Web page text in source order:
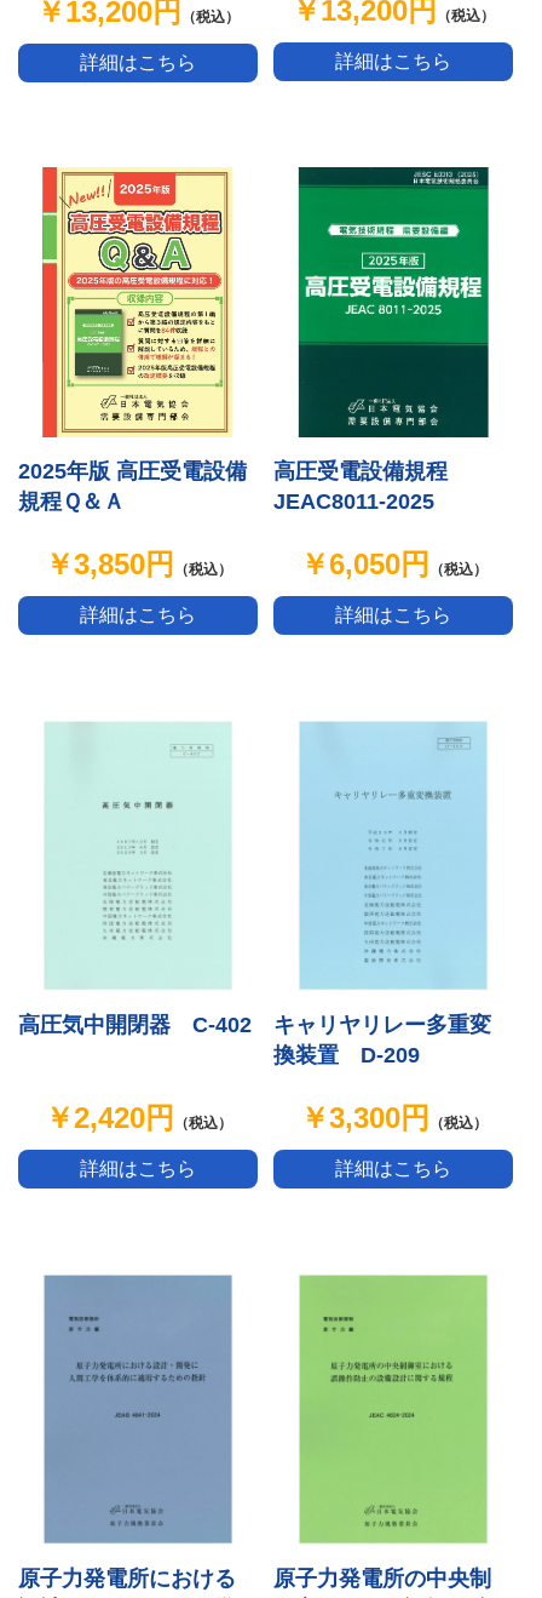
￥13,200円 （税込）
詳細はこちら
￥13,200円 （税込）
詳細はこちら
2025年版 高圧受電設備
規程Ｑ＆Ａ
￥3,850円 （税込）
詳細はこちら
高圧受電設備規程
JEAC8011-2025
￥6,050円 （税込）
詳細はこちら
高圧気中開閉器 C-402
￥2,420円 （税込）
詳細はこちら
キャリヤリレー多重変
換装置 D-209
￥3,300円 （税込）
詳細はこちら
原子力発電所における
原子力発電所の中央制